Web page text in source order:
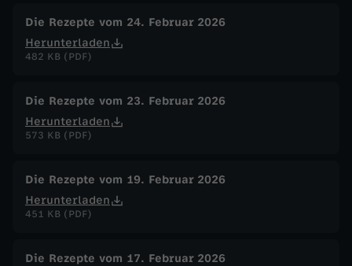
Die Rezepte vom 24. Februar 2026
Herunterladen
482 KB (PDF)
Die Rezepte vom 23. Februar 2026
Herunterladen
573 KB (PDF)
Die Rezepte vom 19. Februar 2026
Herunterladen
451 KB (PDF)
Die Rezepte vom 17. Februar 2026